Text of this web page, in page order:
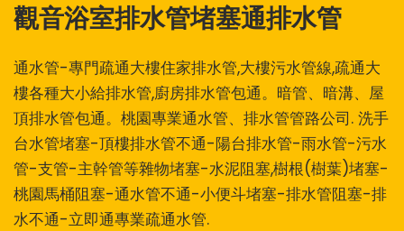
通小便斗
通馬桶價格
通水管價格
觀音浴室排水管堵塞通排水管
通水管-專門疏通大樓住家排水管,大樓污水管線,疏通大
樓各種大小給排水管,廚房排水管包通。暗管、暗溝、屋
頂排水管包通。桃園專業通水管、排水管管路公司. 洗手
台水管堵塞-頂樓排水管不通-陽台排水管-雨水管-污水
管-支管-主幹管等雜物堵塞-水泥阻塞,樹根(樹葉)堵塞-
桃園馬桶阻塞-通水管不通-小便斗堵塞-排水管阻塞-排
水不通-立即通專業疏通水管.